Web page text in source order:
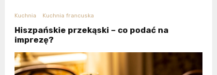
Kuchnia Kuchnia francuska
Hiszpańskie przekąski – co podać na
imprezę?